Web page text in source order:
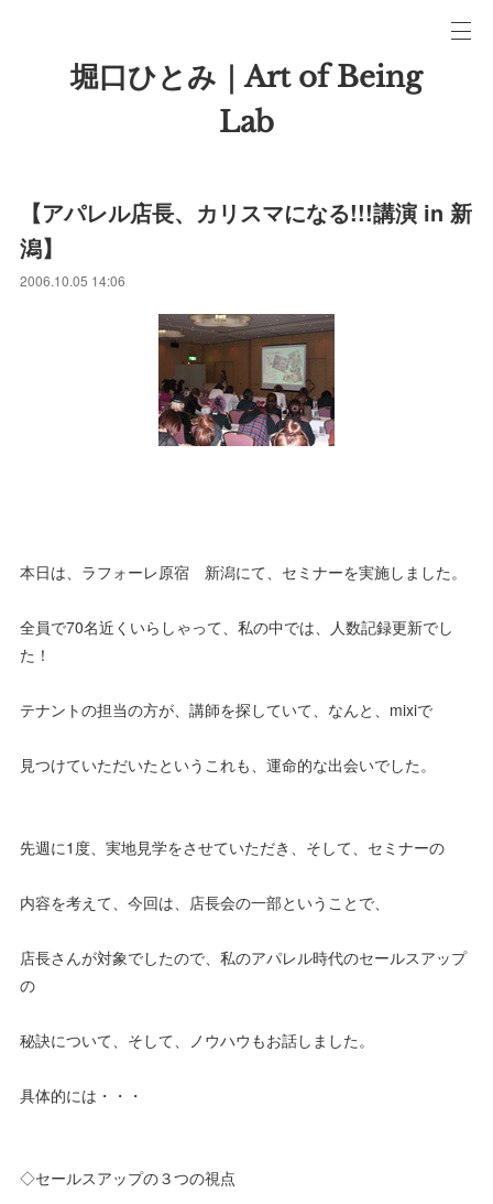
堀口ひとみ｜Art of Being
Lab
【アパレル店長、カリスマになる!!!講演 in 新
潟】
2006.10.05 14:06
本日は、ラフォーレ原宿 新潟にて、セミナーを実施しました。
全員で70名近くいらしゃって、私の中では、人数記録更新でし
た！
テナントの担当の方が、講師を探していて、なんと、mixiで
見つけていただいたというこれも、運命的な出会いでした。
先週に1度、実地見学をさせていただき、そして、セミナーの
内容を考えて、今回は、店長会の一部ということで、
店長さんが対象でしたので、私のアパレル時代のセールスアップ
の
秘訣について、そして、ノウハウもお話しました。
具体的には・・・
◇セールスアップの３つの視点